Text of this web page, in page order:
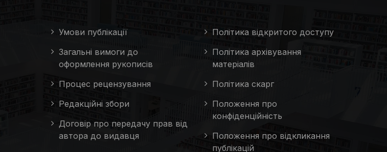
Умови публікації
Загальні вимоги до
оформлення рукописів
Процес рецензування
Редакційні збори
Договір про передачу прав від
автора до видавця
Політика відкритого доступу
Політика архівування
матеріалів
Політика скарг
Положення про
конфіденційність
Положення про відкликання
публікацій